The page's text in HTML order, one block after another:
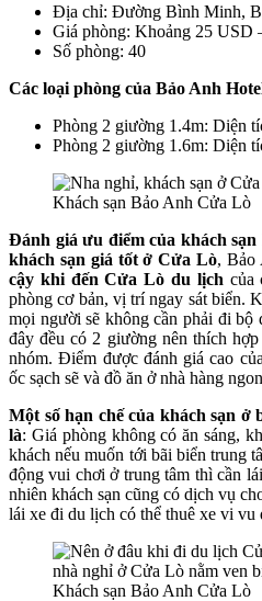
Địa chỉ: Đường Bình Minh,
Giá phòng: Khoảng 25 USD
Số phòng: 40
Các loại phòng của Bảo Anh
Phòng 2 giường 1.4m: Diện
Phòng 2 giường 1.6m: Diện
Khách sạn Bảo Anh Cửa Lò
Đánh giá ưu điểm của khách sạn
khách sạn giá tốt ở Cửa Lò, Bảo
cậy khi đến Cửa Lò du lịch của
phòng cơ bản, vị trí ngay sát biển.
mọi người sẽ không cần phải đi bộ
đây đều có 2 giường nên thích
nhóm. Điểm được đánh giá cao
ốc sạch sẽ và đồ ăn ở nhà hàng
Một số hạn chế của khách sạn
là: Giá phòng không có ăn sáng,
khách nếu muốn tới bãi biển trung
động vui chơi ở trung tâm thì cần
nhiên khách sạn cũng có dịch vụ
lái xe đi du lịch có thể thuê xe vi vu
Khách sạn Bảo Anh Cửa Lò